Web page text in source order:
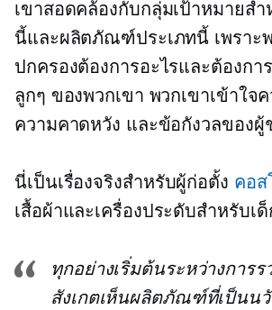
เขาสอดคล้องกับกลุ่มเป้าหมายสำ
นี้และผลิตภัณฑ์ประเภทนี้ เพราะพ
ปกครองต้องการอะไรและต้องกา
ลูกๆ ของพวกเขา พวกเขาเข้าใจ
ความคาดหวัง และข้อกังวลของผู้
นี่เป็นเรื่องจริงสำหรับผู้ก่อตั้ง คอส
เสื้อผ้าและเครื่องประดับสำหรับเด็
ทุกอย่างเริ่มต้นระหว่างการร
สังเกตเห็นผลิตภัณฑ์ที่เป็นน